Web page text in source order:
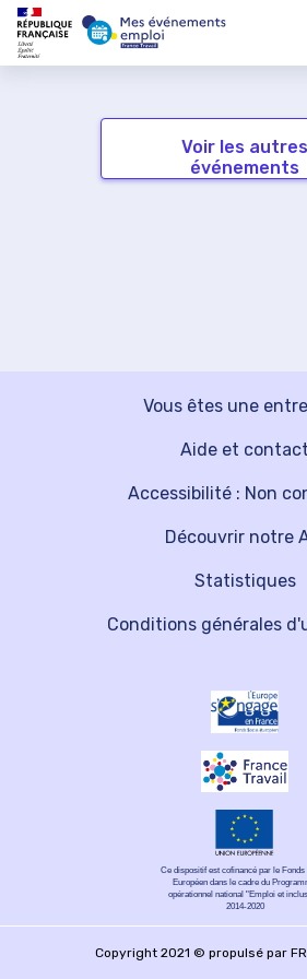
Voir les autres
événements
Vous êtes une
Découvrir notre
Aide et contact
Statistiques
Accessibilité : Non
Conditions générales
Ce dispositif est cofinancé par le Fonds
Européen dans le cadre du
opérationnel national "Emploi et
2014-2020
Copyright 2021 © propulsé par